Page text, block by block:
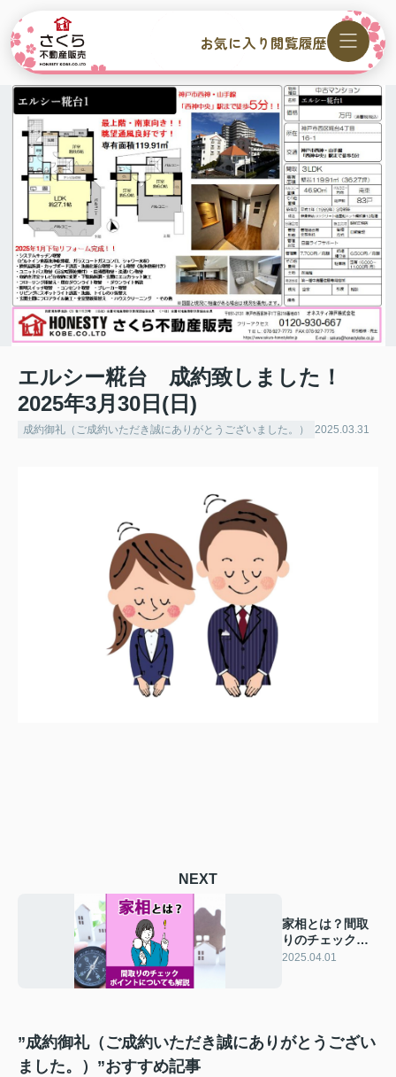
お気に入り 閲覧履歴
エルシー糀台 成約致しました！
2025年3月30日(日)
成約御礼（ご成約いただき誠にありがとうございました。） 2025.03.31
NEXT
家相とは？間取
りのチェックポ
イントについて
2025.04.01
”成約御礼（ご成約いただき誠にありがとうござい
ました。）”おすすめ記事